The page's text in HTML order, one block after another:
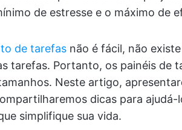
de estresse e o máximo de
de tarefas não é fácil, não
tarefas. Portanto, os painéis de
Neste artigo,
dicas para
simplifique sua vida.